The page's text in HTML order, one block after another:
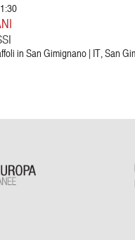
in San Gimignano | IT, San